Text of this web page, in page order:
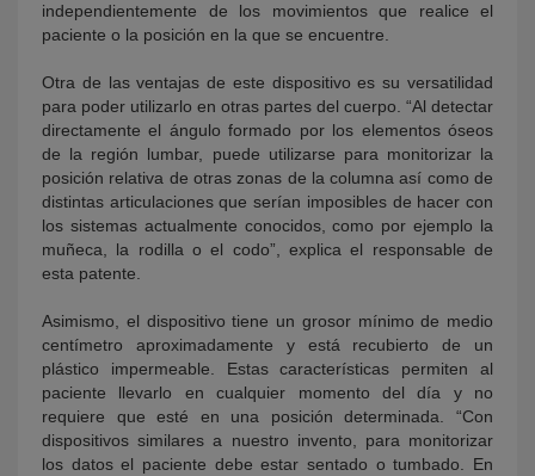
independientemente de los movimientos que realice el
paciente o la posición en la que se encuentre.
Otra de las ventajas de este dispositivo es su versatilidad
para poder utilizarlo en otras partes del cuerpo. “Al detectar
directamente el ángulo formado por los elementos óseos
de la región lumbar, puede utilizarse para monitorizar la
posición relativa de otras zonas de la columna así como de
distintas articulaciones que serían imposibles de hacer con
los sistemas actualmente conocidos, como por ejemplo la
muñeca, la rodilla o el codo”, explica el responsable de
esta patente.
Asimismo, el dispositivo tiene un grosor mínimo de medio
centímetro aproximadamente y está recubierto de un
plástico impermeable. Estas características permiten al
paciente llevarlo en cualquier momento del día y no
requiere que esté en una posición determinada. “Con
dispositivos similares a nuestro invento, para monitorizar
los datos el paciente debe estar sentado o tumbado. En